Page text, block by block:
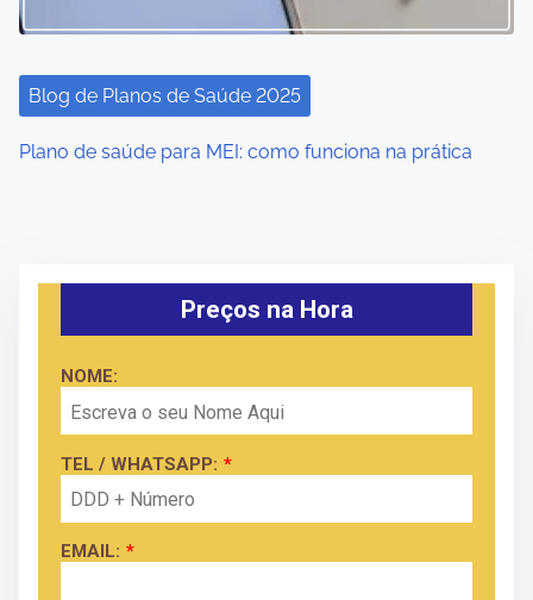
Blog de Planos de Saúde 2025
Plano de saúde para MEI: como funciona na prática